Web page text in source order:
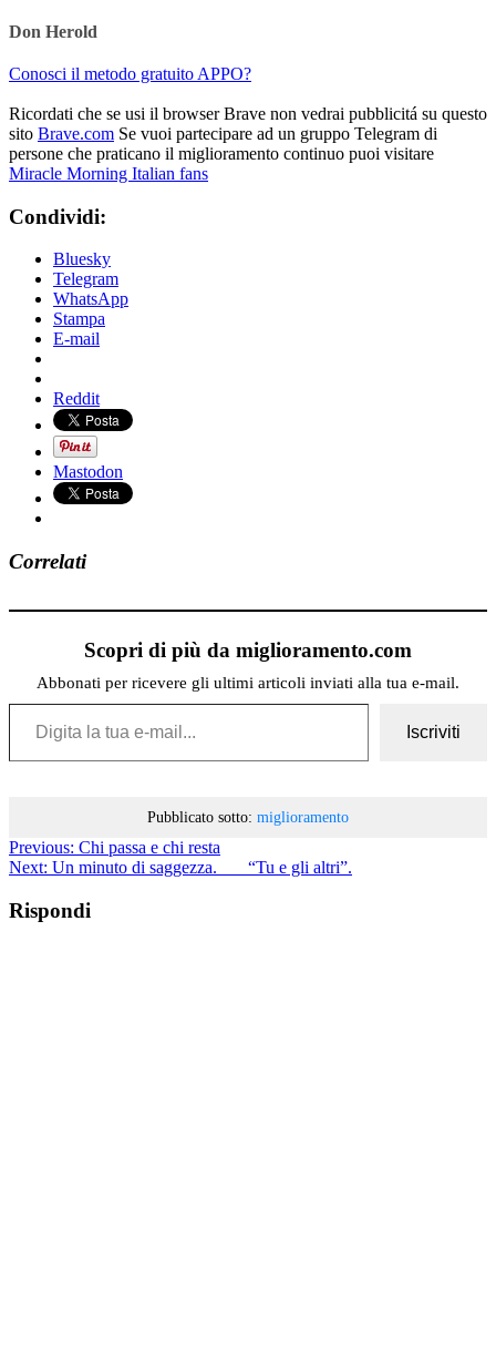
Don Herold
Conosci il metodo gratuito APPO?
Ricordati che se usi il browser Brave non vedrai pubblicitá su questo
sito Brave.com Se vuoi partecipare ad un gruppo Telegram di
persone che praticano il miglioramento continuo puoi visitare
Miracle Morning Italian fans
Condividi:
Bluesky
Telegram
WhatsApp
Stampa
E-mail
Reddit
Mastodon
Correlati
Scopri di più da miglioramento.com
Abbonati per ricevere gli ultimi articoli inviati alla tua e-mail.
Digita la tua e-mail...
Iscriviti
Pubblicato sotto: miglioramento
Previous: Chi passa e chi resta
Next: Un minuto di saggezza. “Tu e gli altri”.
Rispondi